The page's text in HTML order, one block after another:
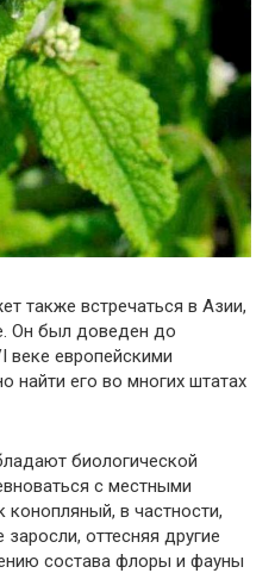
также встречаться в Азии,
Он был доведен до
веке европейскими
найти его во многих штатах
биологической
с местными
в частности,
оттесняя другие
состава флоры и фауны